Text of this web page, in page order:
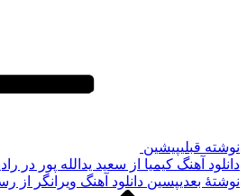
نوشته قبلیپیشین
دانلود آهنگ کیمیا از سعید یدالله پور در
نوشته‌ٔ بعدیپسین دانلود آهنگ ویرانگر